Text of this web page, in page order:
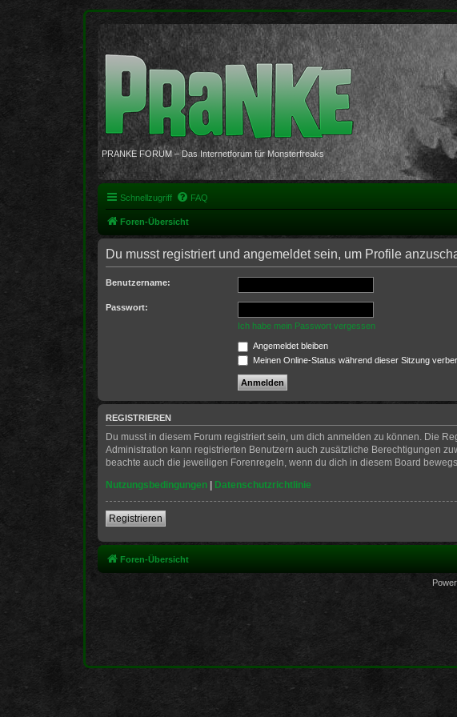
PRANKE FORUM – Das Internetforum für Monsterfreaks
Schnellzugriff FAQ
Foren-Übersicht
Du musst registriert und angemeldet sein, um Profile
Benutzername:
Passwort:
Ich habe mein Passwort vergessen
Angemeldet bleiben
Meinen Online-Status während dieser Sitzung
REGISTRIEREN
Du musst in diesem Forum registriert sein, um dich anmelden zu können. Die
Administration kann registrierten Benutzern auch zusätzliche Berechtigungen
beachte auch die jeweiligen Forenregeln, wenn du dich in diesem Board
Nutzungsbedingungen | Datenschutzrichtlinie
Registrieren
Foren-Übersicht